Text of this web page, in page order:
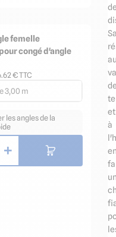
femelle
congé d'angle
€ TTC
3,00 m
les angles de la
+
et
à